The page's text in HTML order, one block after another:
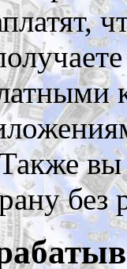
вы
без